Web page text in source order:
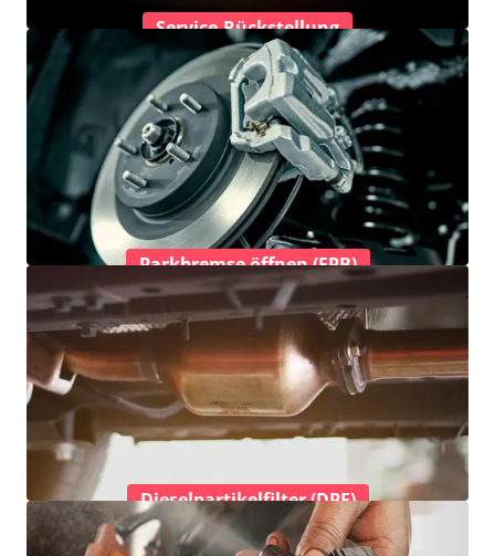
Service-Rückstellung
Parkbremse öffnen (EPB)
Dieselpartikelfilter (DPF)